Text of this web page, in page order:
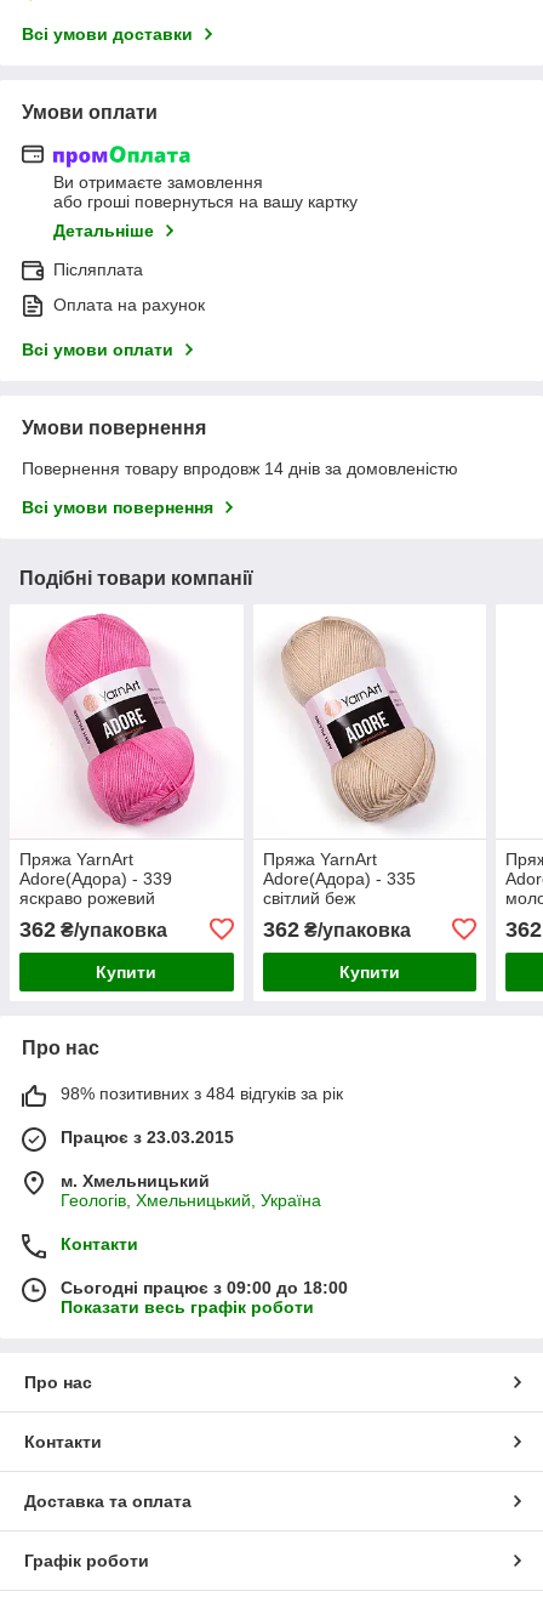
Всі умови доставки
Умови оплати
Ви отримаєте замовлення
або гроші повернуться на вашу картку
Детальніше
Післяплата
Оплата на рахунок
Всі умови оплати
Умови повернення
Повернення товару впродовж 14 днів за домовленістю
Всі умови повернення
Подібні товари компанії
Пряжа YarnArt
Adore(Адора) - 339
яскраво рожевий
362 ₴/упаковка
Купити
Пряжа YarnArt
Adore(Адора) - 335
світлий беж
362₴/упаковка
Купити
362
Про нас
98% позитивних з 484 відгуків за рік
Працює з 23.03.2015
м. Хмельницький
Геологів, Хмельницький, Україна
Контакти
Сьогодні працює з 09:00 до 18:00
Показати весь графік роботи
Про нас
Контакти
Доставка та оплата
Графік роботи